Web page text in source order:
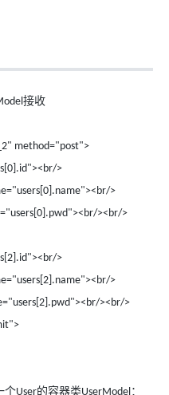
接收
method="post">
>
>
><br/>
>
>
><br/>
个User的容器类UserModel：